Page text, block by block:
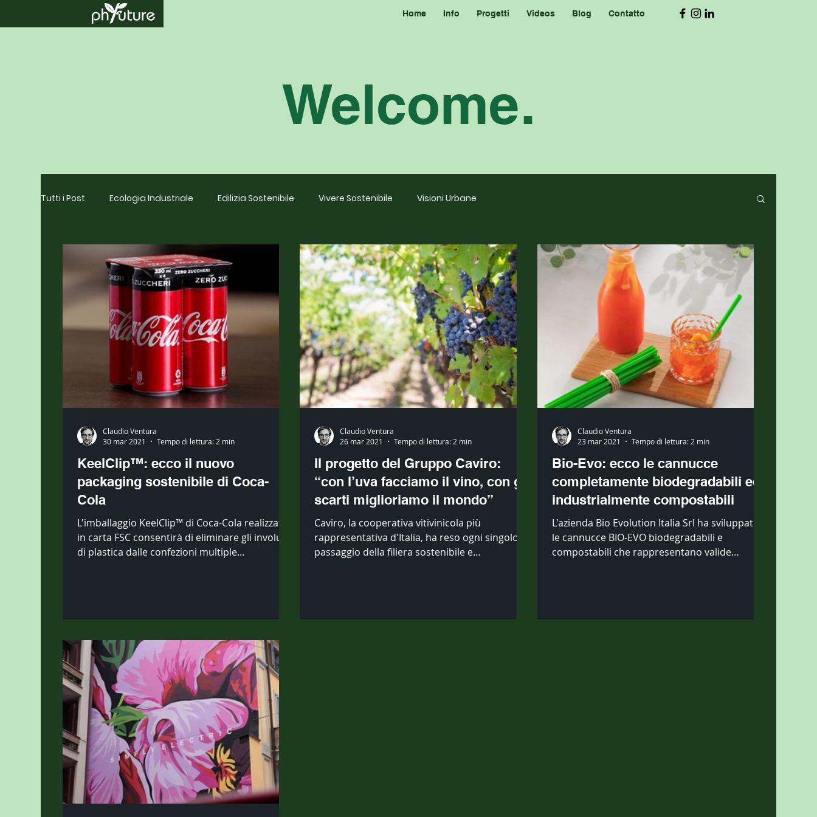
Home Info Progetti Videos Blog Contatto
Welcome.
Tutti i Post Ecologia Industriale Edilizia Sostenibile Vivere Sostenibile Visioni Urbane
KeelClip™: ecco il nuovo
packaging sostenibile di Coca-
Cola
L'imballaggio KeelClip™ di Coca-Cola realizzato
in carta FSC consentirà di eliminare gli involucri
di plastica dalle confezioni multiple...
Claudio Ventura
30 mar 2021
Tempo di lettura: 2 min
Il progetto del Gruppo Caviro:
“con l’uva facciamo il vino, con gli
scarti miglioriamo il mondo”
Caviro, la cooperativa vitivinicola più
rappresentativa d'Italia, ha reso ogni singolo
passaggio della filiera sostenibile e
Claudio Ventura
26 mar 2021
Tempo di lettura: 2 min
Bio-Evo: ecco le cannucce
completamente biodegradabili ed
industrialmente compostabili
L'azienda Bio Evolution Italia Srl ha sviluppato
le cannucce BIO-EVO biodegradabili e
compostabili che rappresentano valide
Claudio Ventura
23 mar 2021
Tempo di lettura: 2 min